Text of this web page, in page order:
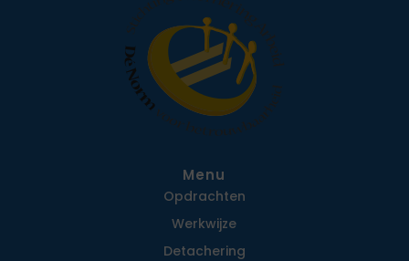
Menu
Opdrachten
Werkwijze
Detachering